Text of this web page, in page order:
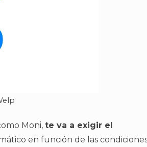
Moni, te va a exigir el
en función de las